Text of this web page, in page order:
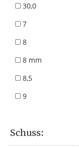
30,0
7
8
8 mm
8,5
9
Schuss: